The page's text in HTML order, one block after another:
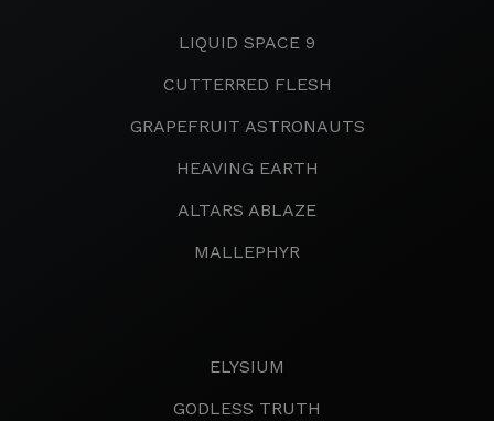
LIQUID SPACE 9
CUTTERRED FLESH
GRAPEFRUIT ASTRONAUTS
HEAVING EARTH
ALTARS ABLAZE
MALLEPHYR
ELYSIUM
GODLESS TRUTH